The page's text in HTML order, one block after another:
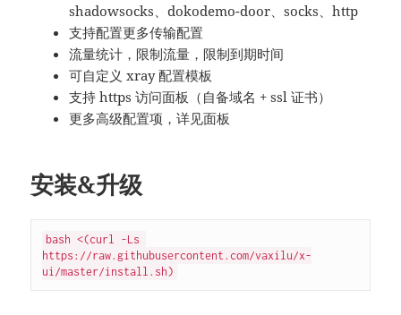
shadowsocks、dokodemo-door、socks、http
支持配置更多传输配置
流量统计，限制流量，限制到期时间
可自定义 xray 配置模板
支持 https 访问面板（自备域名 + ssl 证书）
更多高级配置项，详见面板
安装&升级
bash <(curl -Ls
https://raw.githubusercontent.com/vaxilu/x-